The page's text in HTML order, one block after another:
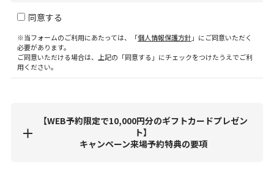
同意する
※当フォームのご利用にあたっては、「個人情報保護方針」にご同意いただく
必要があります。
ご同意いただける場合は、上記の「同意する」にチェックをつけたうえでご利
用ください。
【WEB予約限定で10,000円分のギフトカードプレゼン
ト】
キャンペーン来場予約特典の要項